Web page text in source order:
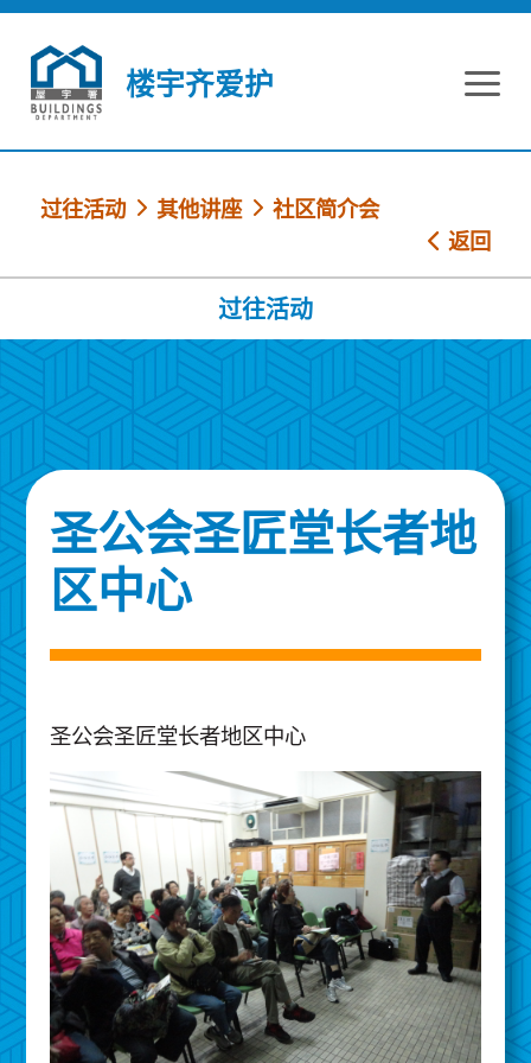
跳到内容
楼宇齐爱护
过往活动 其他讲座
社区简介会
返回
过往活动
圣公会圣匠堂长者地
区中心
圣公会圣匠堂长者地区中心